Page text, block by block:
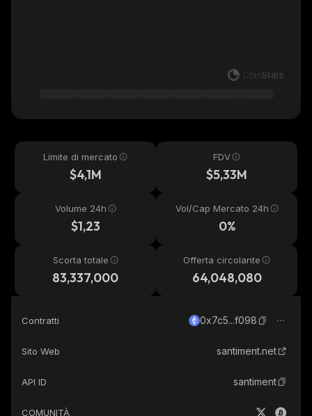
Limite di mercato
$4,1M
FDV
$5,33M
Volume 24h
$1,23
Vol/Cap Mercato 24h
0%
Scorta totale
83,337,000
Offerta circolante
64,048,080
Contratti 0x7c5...f098
Sito Web santiment.net
API ID santiment
COMUNITÀ